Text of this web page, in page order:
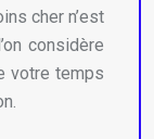
cher n’est
considère
votre temps